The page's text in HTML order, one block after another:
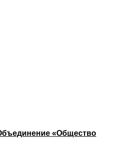
«Общество